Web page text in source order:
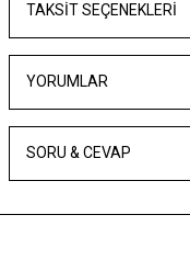
TAKSIT SEÇENEKLERI
YORUMLAR
SORU & CEVAP